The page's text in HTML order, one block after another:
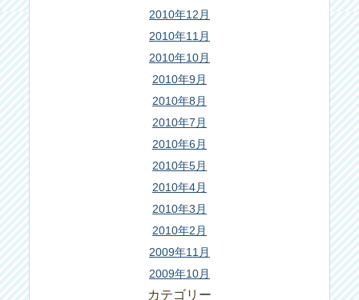
2010年12月
2010年11月
2010年10月
2010年9月
2010年8月
2010年7月
2010年6月
2010年5月
2010年4月
2010年3月
2010年2月
2009年11月
2009年10月
カテゴリー